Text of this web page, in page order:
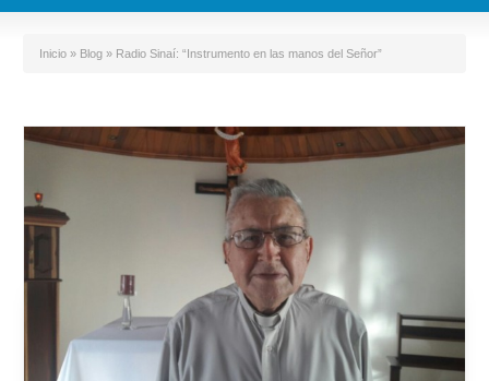
Inicio » Blog » Radio Sinaí: “Instrumento en las manos del Señor”